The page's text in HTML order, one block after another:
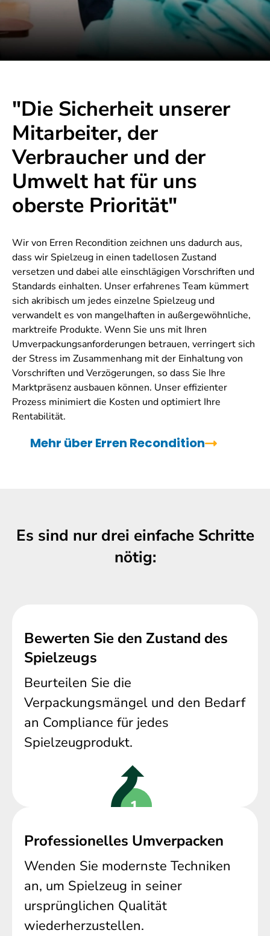
"Die Sicherheit unserer
Mitarbeiter, der
Verbraucher und der
Umwelt hat für uns
oberste Priorität"
Wir von Erren Recondition zeichnen uns dadurch aus,
dass wir Spielzeug in einen tadellosen Zustand
versetzen und dabei alle einschlägigen Vorschriften und
Standards einhalten. Unser erfahrenes Team kümmert
sich akribisch um jedes einzelne Spielzeug und
verwandelt es von mangelhaften in außergewöhnliche,
marktreife Produkte. Wenn Sie uns mit Ihren
Umverpackungsanforderungen betrauen, verringert sich
der Stress im Zusammenhang mit der Einhaltung von
Vorschriften und Verzögerungen, so dass Sie Ihre
Marktpräsenz ausbauen können. Unser effizienter
Prozess minimiert die Kosten und optimiert Ihre
Rentabilität.
Mehr über Erren Recondition
Es sind nur drei einfache Schritte
nötig:
Bewerten Sie den Zustand des
Spielzeugs
Beurteilen Sie die
Verpackungsmängel und den Bedarf
an Compliance für jedes
Spielzeugprodukt.
Professionelles Umverpacken
Wenden Sie modernste Techniken
an, um Spielzeug in seiner
ursprünglichen Qualität
wiederherzustellen.